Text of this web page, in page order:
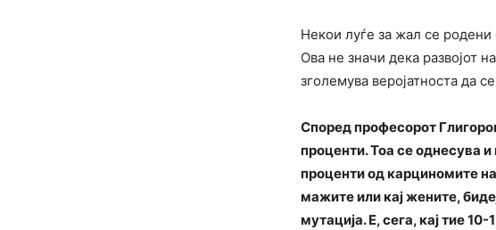
Некои луѓе за жал се
Ова не значи дека развојот
зголемува веројатноста да
Според професорот
проценти. Тоа се однесува
проценти од карциномите
мажите или кај жените,
мутација. Е, сега, кај тие